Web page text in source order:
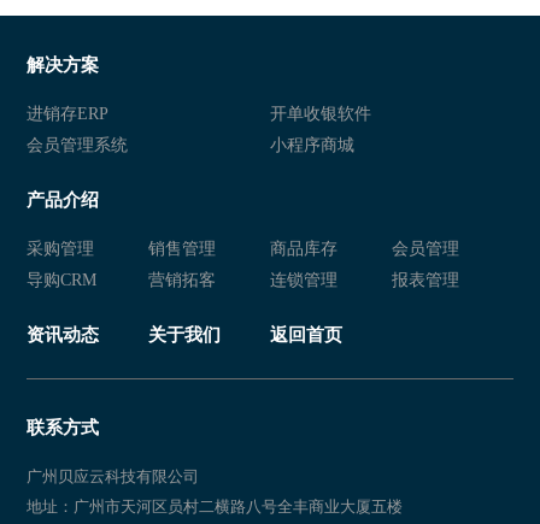
服装店连锁店管理系统
服装销售软件管理系统 服装店连锁店管理系统
服装店连锁店管理系统
服装店连锁店管理系统
服装店连锁店管理系统
服装管理软件 服装销售管理软件
解决方案
进销存ERP
开单收银软件
会员管理系统
小程序商城
产品介绍
采购管理 销售管理 商品库存
会员管理
导购CRM
营销拓客 连锁管理 报表管理
资讯动态 关于我们 返回首页
联系方式
广州贝应云科技有限公司
地址：广州市天河区员村二横路八号全丰商业大厦五楼